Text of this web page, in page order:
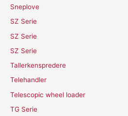
Sneplove
SZ Serie
SZ Serie
SZ Serie
Tallerkenspredere
Telehandler
Telescopic wheel loader
TG Serie